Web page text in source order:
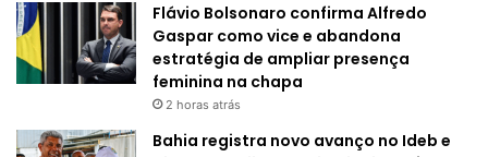
Flávio Bolsonaro confirma Alfredo
Gaspar como vice e abandona
estratégia de ampliar presença
feminina na chapa
2 horas atrás
Bahia registra novo avanço no Ideb e